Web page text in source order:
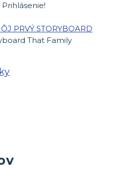
PRVÝ STORYBOARD